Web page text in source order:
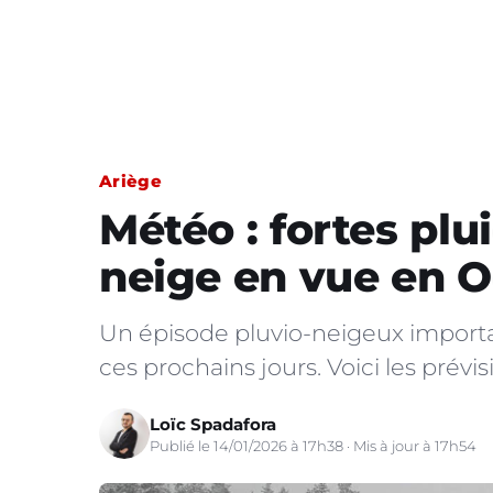
Ariège
Météo : fortes
neige en vue en
Un épisode pluvio-neigeux
ces prochains jours. Voici les
Loïc Spadafora
Publié le 14/01/2026 à 17h38 · Mis à jour à 17h54